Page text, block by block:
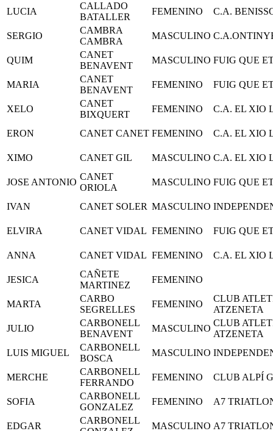
LUCIA
CALLADO
BATALLER
FEMENINO C.A.
SERGIO
CAMBRA
CAMBRA
MASCULINO
QUIM
CANET
BENAVENT
MASCULINO FUIG QUE
MARIA
CANET
BENAVENT
FEMENINO FUIG QUE
XELO
CANET
BIXQUERT
FEMENINO C.A. EL XIO
ERON CANET CANET FEMENINO C.A. EL XIO
XIMO CANET GIL MASCULINO C.A. EL XIO
JOSE ANTONIO
CANET
ORIOLA
MASCULINO FUIG QUE
IVAN CANET SOLER MASCULINO
ELVIRA CANET VIDAL FEMENINO FUIG QUE
ANNA CANET VIDAL FEMENINO C.A. EL XIO
JESICA
CAÑETE
MARTINEZ
FEMENINO
MARTA
CARBO
SEGRELLES
FEMENINO
CLUB
ATZENETA
JULIO
CARBONELL
BENAVENT
MASCULINO
CLUB
ATZENETA
LUIS MIGUEL
CARBONELL
BOSCA
MASCULINO
MERCHE
CARBONELL
FERRANDO
FEMENINO CLUB ALPÍ
SOFIA
CARBONELL
GONZALEZ
FEMENINO A7
EDGAR
CARBONELL
MASCULINO A7